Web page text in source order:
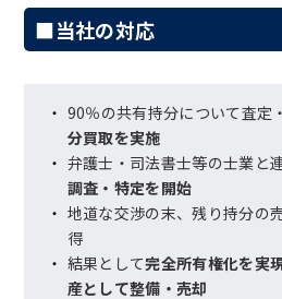
■当社の対応
90％の共有持分について査定
分買取を実施
弁護士・司法書士等の士業と連
調査・特定を開始
地道な交渉の末、残り持分の
得
結果として完全所有権化を実
産として整備・売却